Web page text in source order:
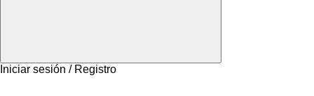
Iniciar sesión / Registro